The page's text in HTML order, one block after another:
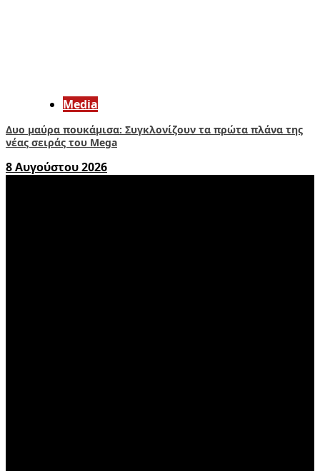
Media
Δυο μαύρα πουκάμισα: Συγκλονίζουν τα πρώτα πλάνα της
νέας σειράς του Mega
8 Αυγούστου 2026